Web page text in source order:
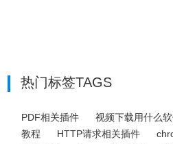
热门标签TAGS
PDF相关插件
视频下载用什么
教程
HTTP请求相关插件